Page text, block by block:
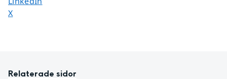
Dela sidan på
X
Relaterade sidor